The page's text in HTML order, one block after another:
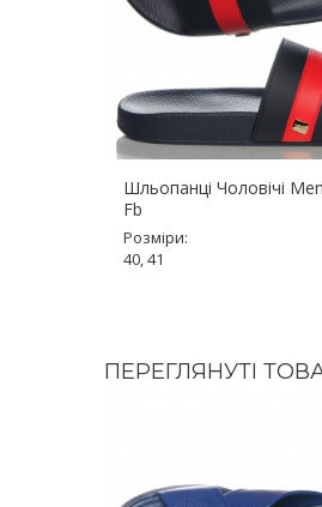
Шльопанці Чоловічі
Fb
Розміри:
40, 41
ПЕРЕГЛЯНУТІ